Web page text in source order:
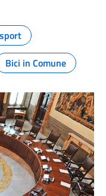
Bici in Comune